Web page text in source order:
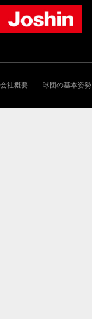
会社概要 球団の基本姿勢